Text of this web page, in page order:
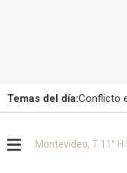
Temas del día:Conflicto
Montevideo, T 11° H